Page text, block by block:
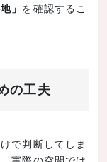
」 を確認するこ
の工夫
で判断してしま